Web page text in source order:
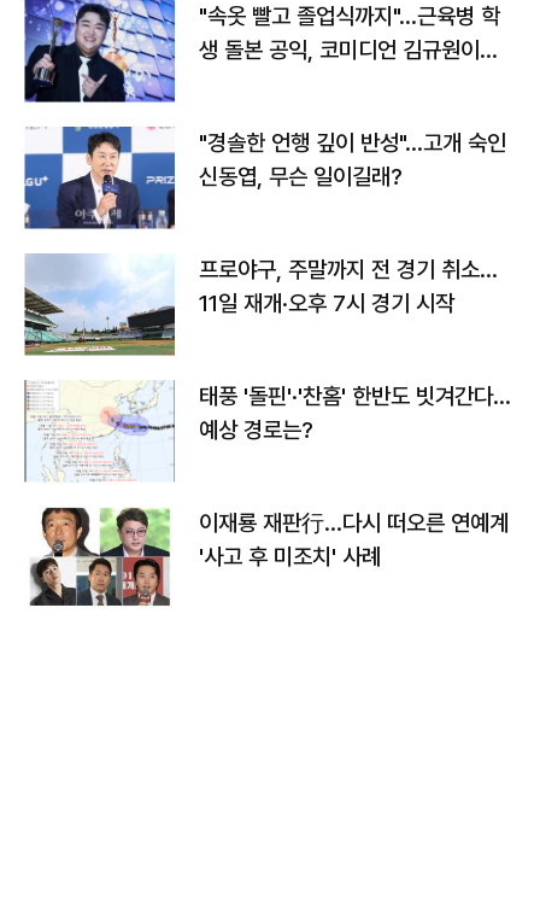
"속옷 빨고 졸업식까지"…근육병 학
생 돌본 공익, 코미디언 김규원이었
"경솔한 언행 깊이 반성"…고개 숙인
신동엽, 무슨 일이길래?
프로야구, 주말까지 전 경기 취소…
11일 재개·오후 7시 경기 시작
태풍 '돌핀'·'찬홈' 한반도 빗겨간다…
예상 경로는?
이재룡 재판行…다시 떠오른 연예계
'사고 후 미조치' 사례